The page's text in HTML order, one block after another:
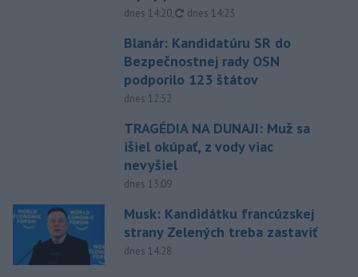
dnes 14:20, aktualizované
dnes 14:23
Blanár: Kandidatúru SR do
Bezpečnostnej rady OSN
podporilo 123 štátov
dnes 12:52
TRAGÉDIA NA DUNAJI: Muž sa
išiel okúpať, z vody viac
nevyšiel
dnes 13:09
Musk: Kandidátku francúzskej
strany Zelených treba zastaviť
dnes 14:28